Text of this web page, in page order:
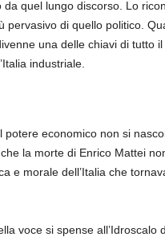
da quel lungo discorso. Lo
pervasivo di quello politico.
una delle chiavi di tutto
industriale.
potere economico non si
la morte di Enrico Mattei
e morale dell’Italia che
voce si spense all’Idroscalo